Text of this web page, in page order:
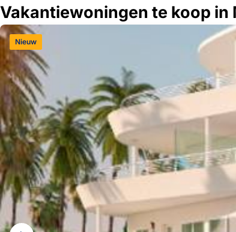
Vakantiewoningen te koop in
Nieuw